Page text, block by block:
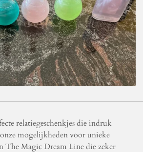
relatiegeschenkjes die indruk
mogelijkheden voor unieke
The Magic Dream Line die zeker